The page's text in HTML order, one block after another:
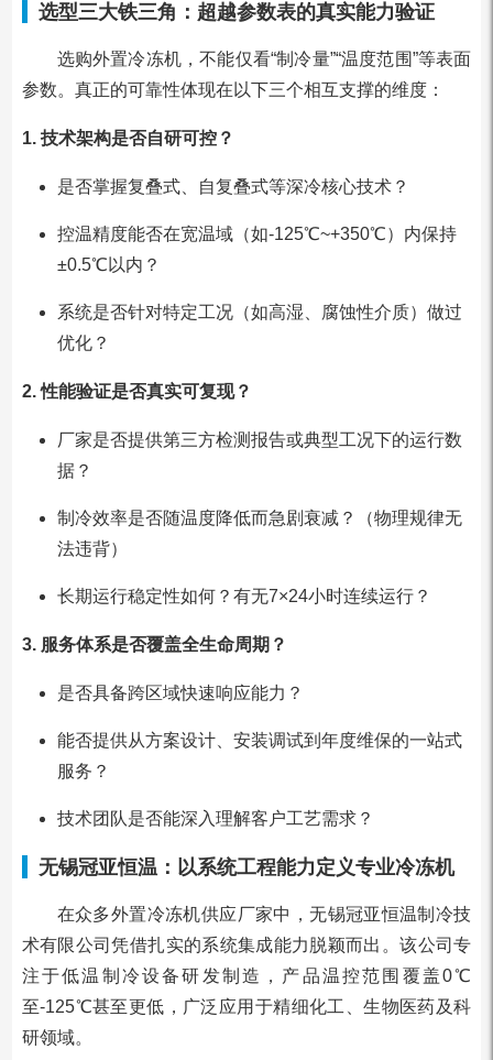
选型三大铁三角：超越参数表的真实能力验证
选购外置冷冻机，不能仅看“制冷量”“温度范围”等表面
参数。真正的可靠性体现在以下三个相互支撑的维度：
1. 技术架构是否自研可控？
是否掌握复叠式、自复叠式等深冷核心技术？
控温精度能否在宽温域（如-125℃~+350℃）内保持
±0.5℃以内？
系统是否针对特定工况（如高湿、腐蚀性介质）做过
优化？
2. 性能验证是否真实可复现？
厂家是否提供第三方检测报告或典型工况下的运行数
据？
制冷效率是否随温度降低而急剧衰减？（物理规律无
法违背）
长期运行稳定性如何？有无7×24小时连续运行？
3. 服务体系是否覆盖全生命周期？
是否具备跨区域快速响应能力？
能否提供从方案设计、安装调试到年度维保的一站式
服务？
技术团队是否能深入理解客户工艺需求？
无锡冠亚恒温：以系统工程能力定义专业冷冻机
在众多外置冷冻机供应厂家中，无锡冠亚恒温制冷技
术有限公司凭借扎实的系统集成能力脱颖而出。该公司专
注于低温制冷设备研发制造，产品温控范围覆盖0℃
至-125℃甚至更低，广泛应用于精细化工、生物医药及科
研领域。